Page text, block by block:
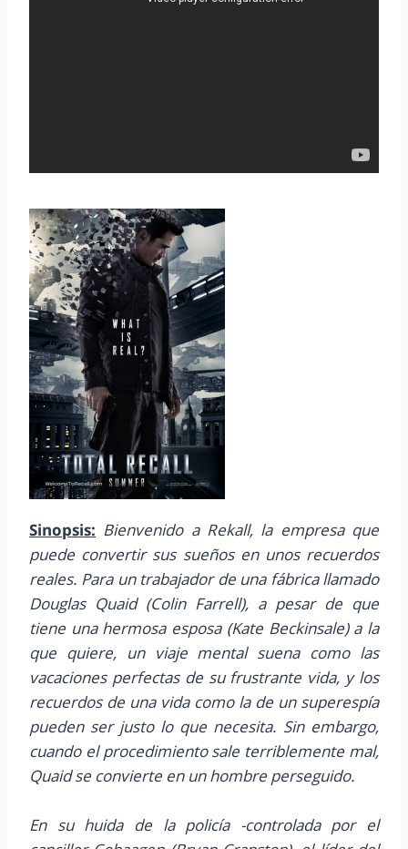
Sinopsis: Bienvenido a Rekall, la empresa que
puede convertir sus sueños en unos recuerdos
reales. Para un trabajador de una fábrica llamado
Douglas Quaid (Colin Farrell), a pesar de que
tiene una hermosa esposa (Kate Beckinsale) a la
que quiere, un viaje mental suena como las
vacaciones perfectas de su frustrante vida, y los
recuerdos de una vida como la de un superespía
pueden ser justo lo que necesita. Sin embargo,
cuando el procedimiento sale terriblemente mal,
Quaid se convierte en un hombre perseguido.
En su huida de la policía -controlada por el